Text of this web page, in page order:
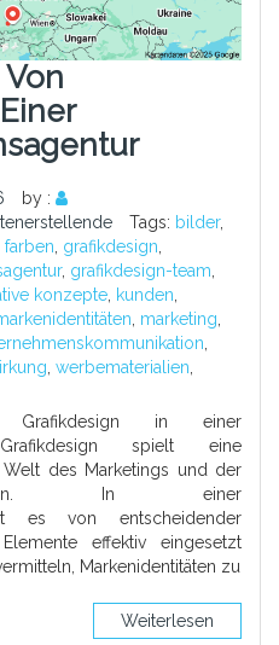
by :
Tags: bilder,
farben grafikdesign
, grafikdesign-team
konzepte kunden
marketing
werbematerialien
in einer
Grafikdesign spielt eine
des Marketings und der
In einer
es von entscheidender
effektiv eingesetzt
Markenidentitäten zu
Weiterlesen